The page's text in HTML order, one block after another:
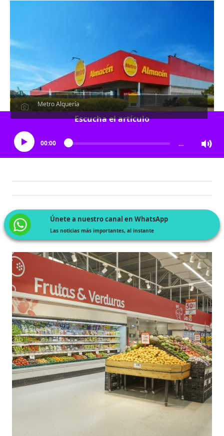
Metro Alquería
Escucha el artículo
00:00 …
Únete a nuestro canal en WhatsApp
Las noticias más importantes, al instante